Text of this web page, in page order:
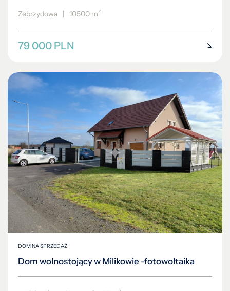
Zebrzydowa | 10500 m2
79 000 PLN
DOM NA SPRZEDAŻ
Dom wolnostojący w Milikowie -fotowoltaika